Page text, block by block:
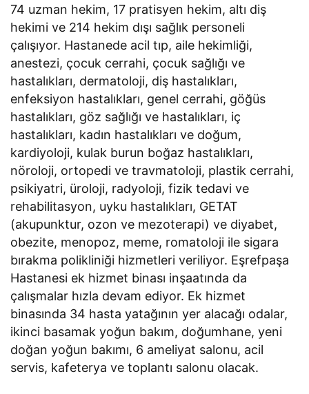
74 uzman hekim, 17 pratisyen hekim, altı diş
hekimi ve 214 hekim dışı sağlık personeli
çalışıyor. Hastanede acil tıp, aile hekimliği,
anestezi, çocuk cerrahi, çocuk sağlığı ve
hastalıkları, dermatoloji, diş hastalıkları,
enfeksiyon hastalıkları, genel cerrahi, göğüs
hastalıkları, göz sağlığı ve hastalıkları, iç
hastalıkları, kadın hastalıkları ve doğum,
kardiyoloji, kulak burun boğaz hastalıkları,
nöroloji, ortopedi ve travmatoloji, plastik cerrahi,
psikiyatri, üroloji, radyoloji, fizik tedavi ve
rehabilitasyon, uyku hastalıkları, GETAT
(akupunktur, ozon ve mezoterapi) ve diyabet,
obezite, menopoz, meme, romatoloji ile sigara
bırakma polikliniği hizmetleri veriliyor. Eşrefpaşa
Hastanesi ek hizmet binası inşaatında da
çalışmalar hızla devam ediyor. Ek hizmet
binasında 34 hasta yatağının yer alacağı odalar,
ikinci basamak yoğun bakım, doğumhane, yeni
doğan yoğun bakımı, 6 ameliyat salonu, acil
servis, kafeterya ve toplantı salonu olacak.